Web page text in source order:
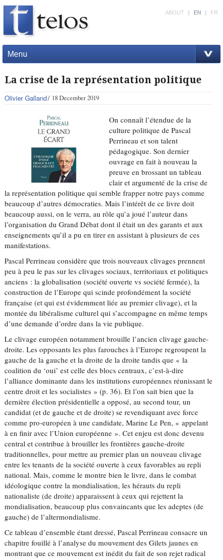
Menu
ABOUT | EN | FR
La crise de la représentation politique
Olivier Galland 18 December 2019
On connaît l’étendue de la
culture politique de Pascal
Perrineau et son talent
pédagogique. Son dernier
ouvrage en fait à nouveau la
preuve en brossant un tableau
clair et argumenté de la crise de
la représentation politique qui semble frapper notre pays comme
beaucoup d’autres démocraties. Mais l’intérêt de ce livre doit
beaucoup aussi, on le verra, au rôle qu’a joué l’auteur dans
l’organisation du Grand Débat dont il était un des garants et aux
enseignements qu’il a pu en tirer en assistant à plusieurs de ces
manifestations.
Pascal Perrineau considère que trois nouveaux clivages prennent
peu à peu le pas sur les clivages sociaux, territoriaux et politiques
anciens : la globalisation (société ouverte vs société fermée), la
construction de l’Europe qui scinde profondément la société
française (et qui est évidemment liée au premier clivage), et la
montée du libéralisme culturel qui s’accompagne en même temps
d’une demande d’ordre dans la vie publique.
Le clivage européen notamment brouille l’ancien clivage gauche-
droite. Les opposants les plus farouches à l’Europe regroupent la
gauche de la gauche et la droite de la droite tandis que « la
coalition du ‘oui’ est celle des blocs centraux, c’est-à-dire
l’alliance dominante dans les institutions européennes réunissant le
centre droit et les socialistes » (p. 36). Et l’on sait bien que la
dernière élection présidentielle a opposé, au second tour, un
candidat (et de gauche et de droite) se revendiquant avec force
comme pro-européen à une candidate, Marine Le Pen, « appelant
à en finir avec l’Union européenne ». Cet enjeu est donc devenu
central et contribue à brouiller les frontières gauche-droite
traditionnelles, pour mettre au premier plan un nouveau clivage
entre les tenants de la société ouverte à ceux favorables au repli
national. Mais, comme le montre bien le livre, dans le combat
idéologique contre la mondialisation, les hérauts du repli
nationaliste (de droite) apparaissent à ceux qui rejettent la
mondialisation, beaucoup plus convaincants que les adeptes (de
gauche) de l’altermondialisme.
Ce tableau d’ensemble étant dressé, Pascal Perrineau consacre un
chapitre fouillé à l’analyse du mouvement des Gilets jaunes en
montrant que ce mouvement est inédit du fait de son rejet radical